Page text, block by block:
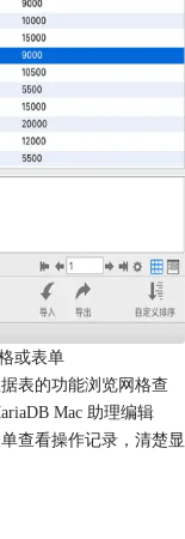
或表单
表的功能浏览网格查
Mac 助理编辑
查看操作记录，清楚显